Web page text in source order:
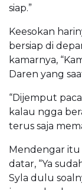
siap.”
Keesokan
bersiap di
kamarnya,
Daren yang
“Dijemput
kalau ngga
terus saja
Mendengar itu
datar, “Ya
Syla dulu